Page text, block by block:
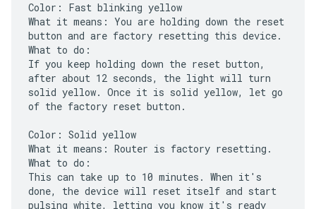
Color: Fast blinking yellow
What it means: You are holding down the reset
button and are factory resetting this device.
What to do:
If you keep holding down the reset button,
after about 12 seconds, the light will turn
solid yellow. Once it is solid yellow, let go
of the factory reset button.
Color: Solid yellow
What it means: Router is factory resetting.
What to do:
This can take up to 10 minutes. When it's
done, the device will reset itself and start
pulsing white, letting you know it's ready